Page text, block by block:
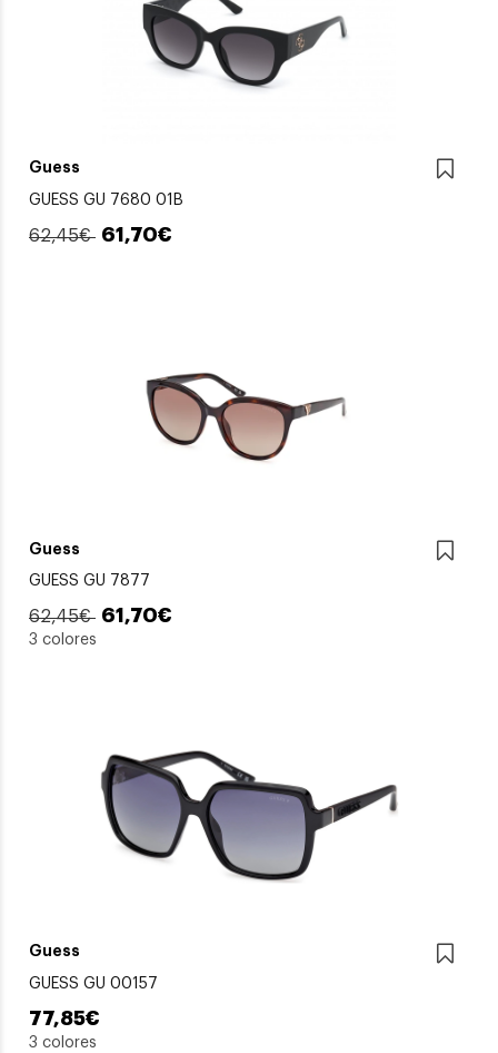
Guess
GUESS GU 7680 01B
62,45€ 61,70€
Guess
GUESS GU 7877
62,45€ 61,70€
3 colores
Guess
GUESS GU 00157
77,85€
3 colores